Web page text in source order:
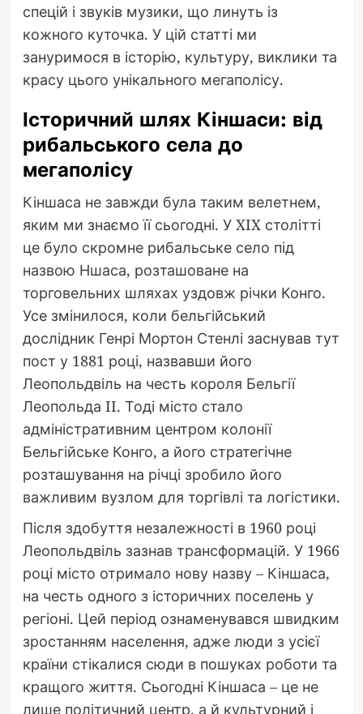
спецій і звуків музики, що линуть із
кожного куточка. У цій статті ми
зануримося в історію, культуру, виклики та
красу цього унікального мегаполісу.
Історичний шлях Кіншаси: від
рибальського села до
мегаполісу
Кіншаса не завжди була таким велетнем,
яким ми знаємо її сьогодні. У XIX столітті
це було скромне рибальське село під
назвою Ншаса, розташоване на
торговельних шляхах уздовж річки Конго.
Усе змінилося, коли бельгійський
дослідник Генрі Мортон Стенлі заснував тут
пост у 1881 році, назвавши його
Леопольдвіль на честь короля Бельгії
Леопольда II. Тоді місто стало
адміністративним центром колонії
Бельгійське Конго, а його стратегічне
розташування на річці зробило його
важливим вузлом для торгівлі та логістики.
Після здобуття незалежності в 1960 році
Леопольдвіль зазнав трансформацій. У 1966
році місто отримало нову назву – Кіншаса,
на честь одного з історичних поселень у
регіоні. Цей період ознаменувався швидким
зростанням населення, адже люди з усієї
країни стікалися сюди в пошуках роботи та
кращого життя. Сьогодні Кіншаса – це не
лише політичний центр, а й культурний і